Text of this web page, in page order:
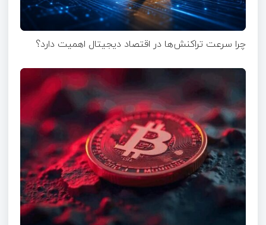
چرا سرعت تراکنش‌ها در اقتصاد دیجیتال اهمیت دارد؟